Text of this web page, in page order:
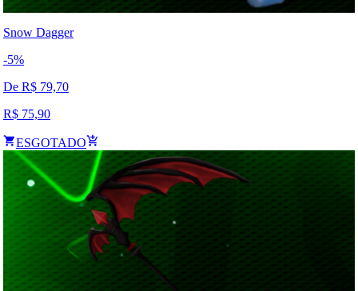
Snow Dagger
-5%
De R$ 79,70
R$ 75,90
ESGOTADO